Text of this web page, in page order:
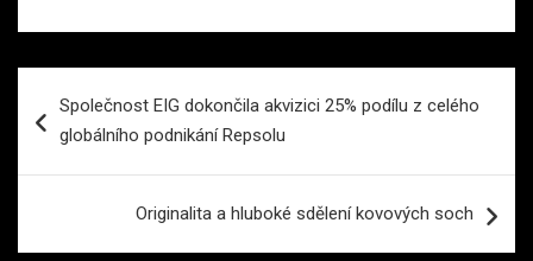
proSpolečnost EIG dokončila akvizici 25% podílu z celého
globálního podnikání Repsolu
Originalita a hluboké sdělení kovových soch